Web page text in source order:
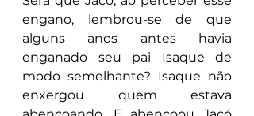
engano, lembrou-se de que
alguns anos antes havia
enganado seu pai Isaque de
modo semelhante? Isaque não
enxergou quem estava